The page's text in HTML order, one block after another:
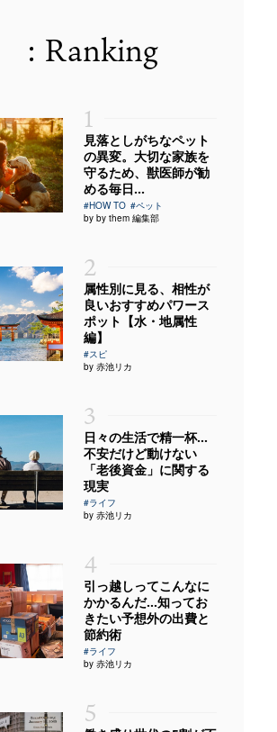
: Ranking
1
見落としがちなペット
の異変。大切な家族を
守るため、獣医師が勧
める毎日...
#HOW TO #ペット
by by them 編集部
2
属性別に見る、相性が
良いおすすめパワース
ポット【水・地属性
編】
#スピ
by 赤池リカ
3
日々の生活で精一杯…
不安だけど動けない
「老後資金」に関する
現実
#ライフ
by 赤池リカ
4
引っ越しってこんなに
かかるんだ…知ってお
きたい予想外の出費と
節約術
#ライフ
by 赤池リカ
5